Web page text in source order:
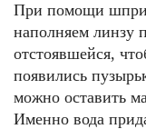
При помощи
наполняем линзу
отстоявшейся,
появились
можно оставить
Именно вода